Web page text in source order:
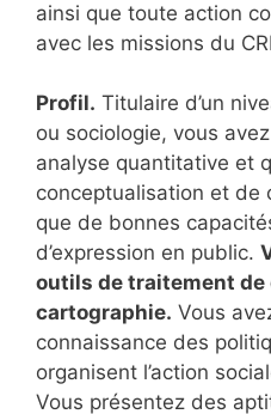
ainsi que toute action
avec les missions du
Profil. Titulaire d’un
ou sociologie, vous
analyse quantitative et
conceptualisation et de
que de bonnes
d’expression en public.
outils de traitement de
cartographie. Vous
connaissance des
organisent l’action
Vous présentez des